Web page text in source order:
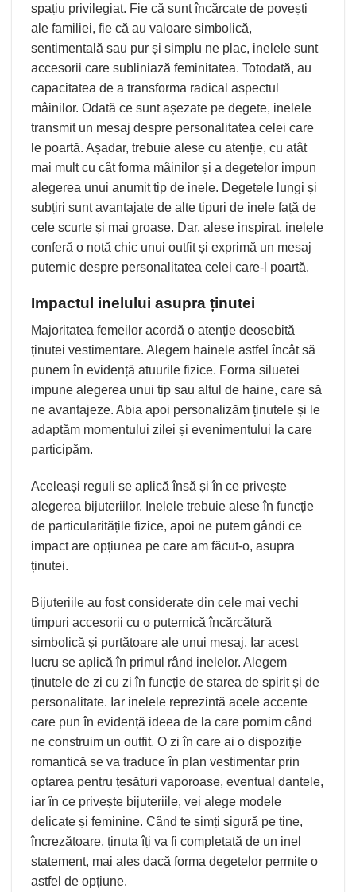
spațiu privilegiat. Fie că sunt încărcate de povești
ale familiei, fie că au valoare simbolică,
sentimentală sau pur și simplu ne plac, inelele sunt
accesorii care subliniază feminitatea. Totodată, au
capacitatea de a transforma radical aspectul
mâinilor. Odată ce sunt așezate pe degete, inelele
transmit un mesaj despre personalitatea celei care
le poartă. Așadar, trebuie alese cu atenție, cu atât
mai mult cu cât forma mâinilor și a degetelor impun
alegerea unui anumit tip de inele. Degetele lungi și
subțiri sunt avantajate de alte tipuri de inele față de
cele scurte și mai groase. Dar, alese inspirat, inelele
conferă o notă chic unui outfit și exprimă un mesaj
puternic despre personalitatea celei care-l poartă.
Impactul inelului asupra ținutei
Majoritatea femeilor acordă o atenție deosebită
ținutei vestimentare. Alegem hainele astfel încât să
punem în evidență atuurile fizice. Forma siluetei
impune alegerea unui tip sau altul de haine, care să
ne avantajeze. Abia apoi personalizăm ținutele și le
adaptăm momentului zilei și evenimentului la care
participăm.
Aceleași reguli se aplică însă și în ce privește
alegerea bijuteriilor. Inelele trebuie alese în funcție
de particularitățile fizice, apoi ne putem gândi ce
impact are opțiunea pe care am făcut-o, asupra
ținutei.
Bijuteriile au fost considerate din cele mai vechi
timpuri accesorii cu o puternică încărcătură
simbolică și purtătoare ale unui mesaj. Iar acest
lucru se aplică în primul rând inelelor. Alegem
ținutele de zi cu zi în funcție de starea de spirit și de
personalitate. Iar inelele reprezintă acele accente
care pun în evidență ideea de la care pornim când
ne construim un outfit. O zi în care ai o dispoziție
romantică se va traduce în plan vestimentar prin
optarea pentru țesături vaporoase, eventual dantele,
iar în ce privește bijuteriile, vei alege modele
delicate și feminine. Când te simți sigură pe tine,
încrezătoare, ținuta îți va fi completată de un inel
statement, mai ales dacă forma degetelor permite o
astfel de opțiune.